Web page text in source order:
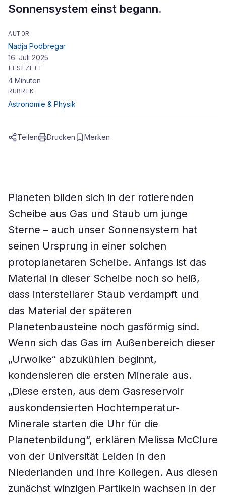
Sonnensystem einst begann.
AUTOR
Nadja Podbregar
16. Juli 2025
LESEZEIT
4 Minuten
RUBRIK
Astronomie & Physik
Teilen Drucken Merken
Planeten bilden sich in der rotierenden
Scheibe aus Gas und Staub um junge
Sterne – auch unser Sonnensystem hat
seinen Ursprung in einer solchen
protoplanetaren Scheibe. Anfangs ist das
Material in dieser Scheibe noch so heiß,
dass interstellarer Staub verdampft und
das Material der späteren
Planetenbausteine noch gasförmig sind.
Wenn sich das Gas im Außenbereich dieser
„Urwolke“ abzukühlen beginnt,
kondensieren die ersten Minerale aus.
„Diese ersten, aus dem Gasreservoir
auskondensierten Hochtemperatur-
Minerale starten die Uhr für die
Planetenbildung“, erklären Melissa McClure
von der Universität Leiden in den
Niederlanden und ihre Kollegen. Aus diesen
zunächst winzigen Partikeln wachsen in der